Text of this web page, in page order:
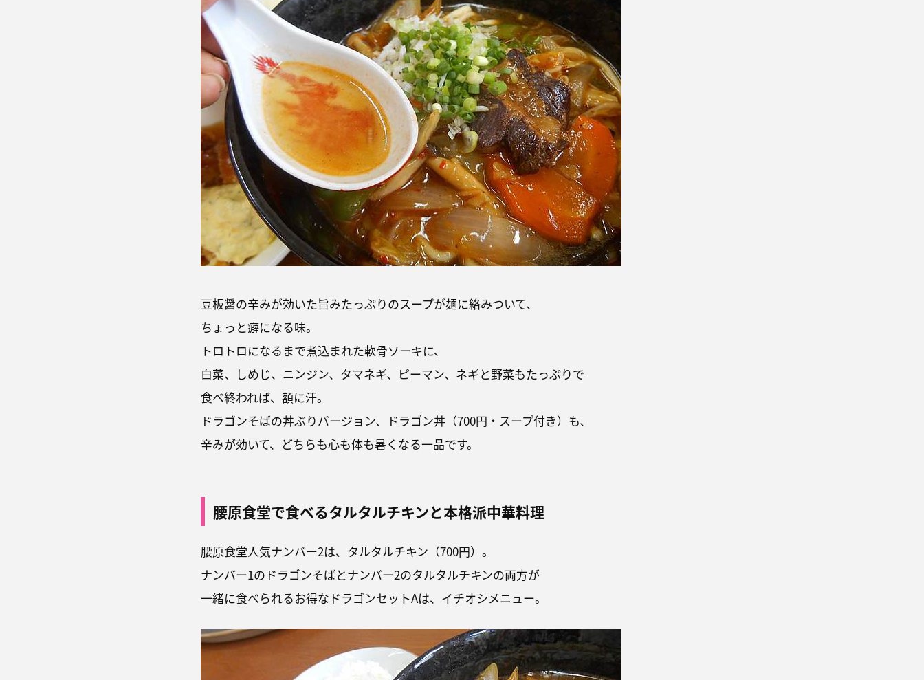
豆板醤の辛みが効いた旨みたっぷりのスープが麺に絡みついて、
ちょっと癖になる味。
トロトロになるまで煮込まれた軟骨ソーキに、
白菜、しめじ、ニンジン、タマネギ、ピーマン、ネギと野菜もたっぷりで
食べ終われば、額に汗。
ドラゴンそばの丼ぶりバージョン、ドラゴン丼（700円・スープ付き）も、
辛みが効いて、どちらも心も体も暑くなる一品です。
腰原食堂で食べるタルタルチキンと本格派中華料理
腰原食堂人気ナンバー2は、タルタルチキン（700円）。
ナンバー1のドラゴンそばとナンバー2のタルタルチキンの両方が
一緒に食べられるお得なドラゴンセットAは、イチオシメニュー。